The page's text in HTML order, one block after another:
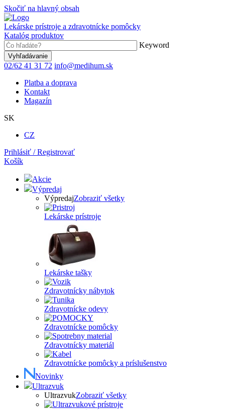
Skočiť na hlavný obsah
Lekárske prístroje a zdravotnícke pomôcky
Katalóg produktov
Keyword
02/62 41 31 72 info@medihum.sk
Platba a doprava
Kontakt
Magazín
SK
CZ
Prihlásiť / Registrovať
Košík
Akcie
Výpredaj
VýpredajZobraziť všetky
Lekárske prístroje
Lekárske tašky
Zdravotnícky nábytok
Zdravotnícke odevy
Zdravotnícke pomôcky
Zdravotnícky materiál
Zdravotnícke pomôcky a príslušenstvo
Novinky
Ultrazvuk
UltrazvukZobraziť všetky